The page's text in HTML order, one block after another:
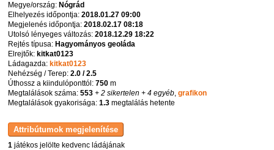
Megye/ország: Nógrád
Elhelyezés időpontja:2018.01.27 09:00
Megjelenés időpontja:2018.02.17 08:18
Utolsó lényeges változás:2018.12.29 18:22
Rejtés típusa: Hagyományos geoláda
Elrejtők: kitkat0123
Ládagazda: kitkat0123
Nehézség / Terep:2.0 / 2.5
Úthossz a kiindulóponttól:750 m
Megtalálások száma:553 + 2 sikertelen + 4 egyéb,grafikon
Megtalálások gyakorisága:1.3 megtalálás hetente
1 játékos jelölte kedvenc ládájának